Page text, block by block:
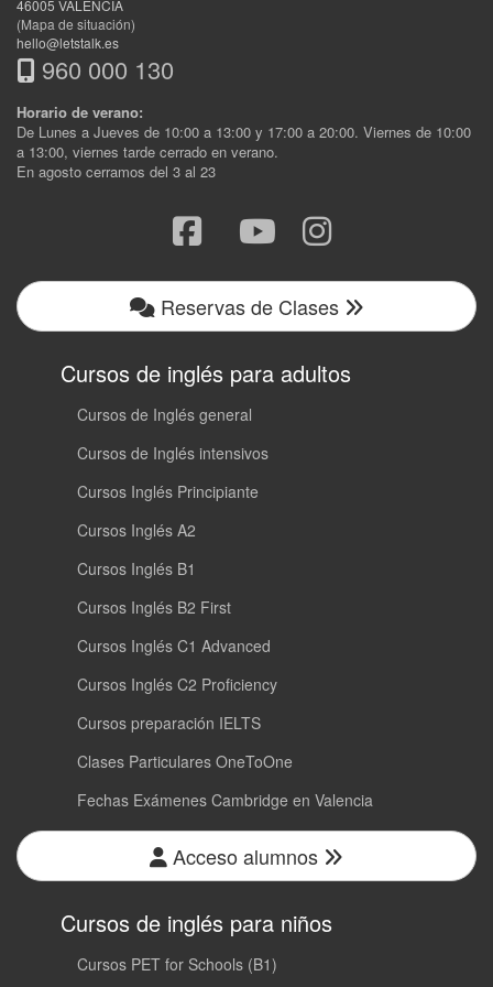
46005 VALENCIA
(Mapa de situación)
hello@letstalk.es
960 000 130
Horario de verano:
De Lunes a Jueves de 10:00 a 13:00 y 17:00 a 20:00. Viernes de 10:00
a 13:00, viernes tarde cerrado en verano.
En agosto cerramos del 3 al 23
Reservas de Clases
Cursos de inglés para adultos
Cursos de Inglés general
Cursos de Inglés intensivos
Cursos Inglés Principiante
Cursos Inglés A2
Cursos Inglés B1
Cursos Inglés B2 First
Cursos Inglés C1 Advanced
Cursos Inglés C2 Proficiency
Cursos preparación IELTS
Clases Particulares OneToOne
Fechas Exámenes Cambridge en Valencia
Acceso alumnos
Cursos de inglés para niños
Cursos PET for Schools (B1)